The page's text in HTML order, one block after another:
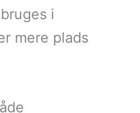
i
mere plads